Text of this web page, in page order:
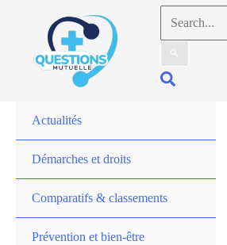
contenu
Rechercher :
Rechercher
Actualités
Démarches et droits
Comparatifs & classements
Prévention et bien-être